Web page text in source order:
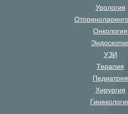
Урология
Онкология
УЗИ
Терапия
Педиатрия
Хирургия